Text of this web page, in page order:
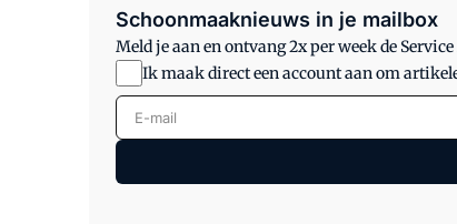
Schoonmaaknieuws in je mailbox
Meld je aan en ontvang 2x per week de
Ik maak direct een account aan om
E-mail